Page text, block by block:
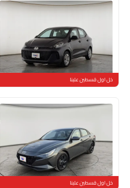
مستعملة 100,982 كم
خل اول قسطين علينا
مستعملة 135,203 كم
خل اول قسطين علينا